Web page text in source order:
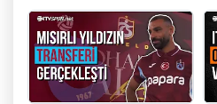
DMAX kanalına bırakmıştır.
NTV Spor, yayın akışında
yer veren geniş kapsamlı
basketbol, voleybol,
the Sa...